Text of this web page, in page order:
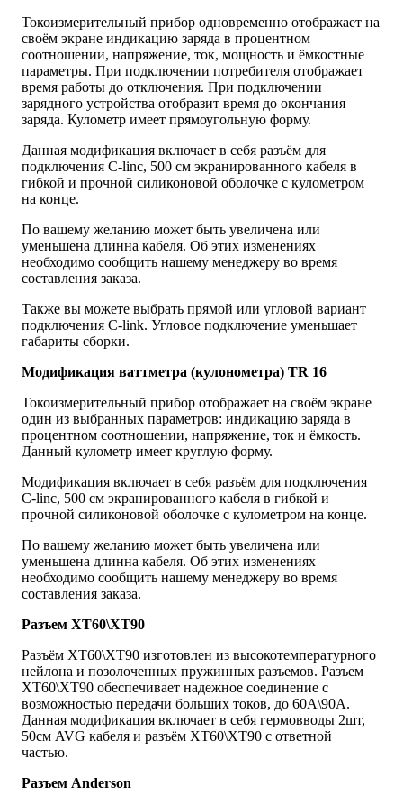
Токоизмерительный прибор одновременно отображает на
своём экране индикацию заряда в процентном
соотношении, напряжение, ток, мощность и ёмкостные
параметры. При подключении потребителя отображает
время работы до отключения. При подключении
зарядного устройства отобразит время до окончания
заряда. Кулометр имеет прямоугольную форму.
Данная модификация включает в себя разъём для
подключения C-linc, 500 см экранированного кабеля в
гибкой и прочной силиконовой оболочке с кулометром
на конце.
По вашему желанию может быть увеличена или
уменьшена длинна кабеля. Об этих изменениях
необходимо сообщить нашему менеджеру во время
составления заказа.
Также вы можете выбрать прямой или угловой вариант
подключения C-link. Угловое подключение уменьшает
габариты сборки.
Модификация ваттметра (кулонометра) ТR 16
Токоизмерительный прибор отображает на своём экране
один из выбранных параметров: индикацию заряда в
процентном соотношении, напряжение, ток и ёмкость.
Данный кулометр имеет круглую форму.
Модификация включает в себя разъём для подключения
C-linc, 500 см экранированного кабеля в гибкой и
прочной силиконовой оболочке с кулометром на конце.
По вашему желанию может быть увеличена или
уменьшена длинна кабеля. Об этих изменениях
необходимо сообщить нашему менеджеру во время
составления заказа.
Разъем ХТ60\ХТ90
Разъём XT60\XT90 изготовлен из высокотемпературного
нейлона и позолоченных пружинных разъемов. Разъем
XT60\XT90 обеспечивает надежное соединение с
возможностью передачи больших токов, до 60A\90A.
Данная модификация включает в себя гермовводы 2шт,
50см AVG кабеля и разъём XT60\XT90 с ответной
частью.
Разъем Anderson